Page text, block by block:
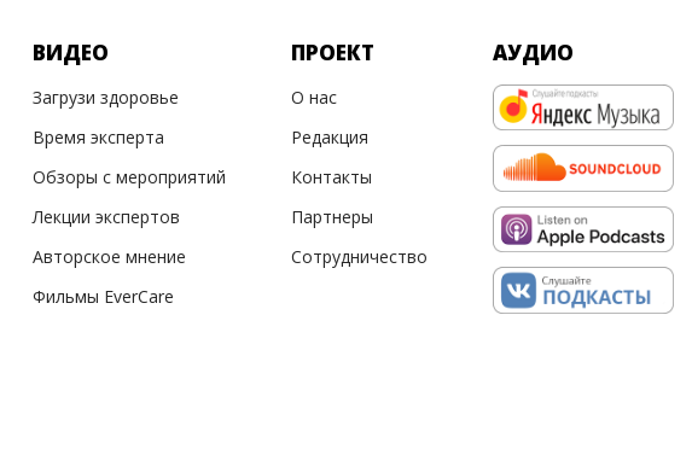
ВИДЕО
Загрузи здоровье
Время эксперта
Обзоры с мероприятий
Лекции экспертов
Авторское мнение
Фильмы EverCare
ПРОЕКТ
О нас
Редакция
Контакты
Партнеры
Сотрудничество
АУДИО